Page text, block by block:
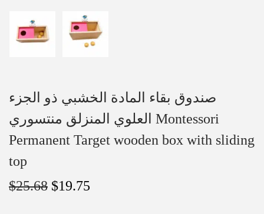
صندوق بقاء المادة الخشبي ذو الجزء
العلوي المنزلق منتسوري Montessori
Permanent Target wooden box with sliding
top
$25.68 $19.75